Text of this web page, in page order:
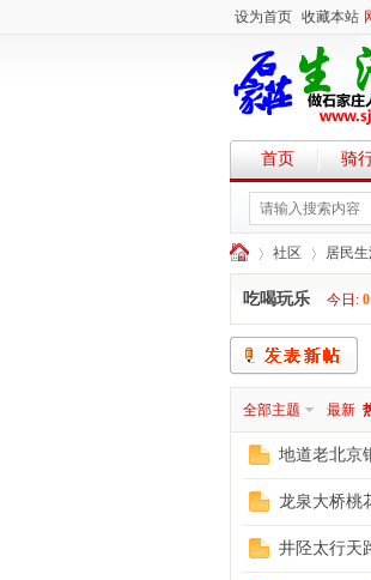
设为首页 收藏本站
首页 骑
»
社区
›
居民
吃喝玩乐 今日: 0
全部主题 最新
地道老北京
龙泉大桥桃
井陉太行天